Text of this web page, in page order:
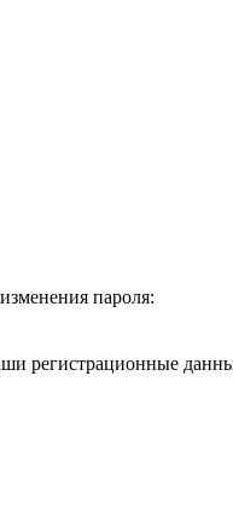
пароля:
регистрационные